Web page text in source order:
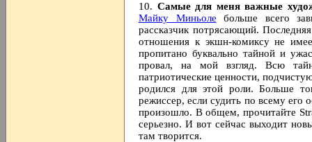
10. Самые для меня важные
Майку Миньоле больше всего
рассказчик потрясающий.
отношения к экшн-комиксу не
пропитано буквально тайной и
провал, на мой взгляд. Всю
патриотические ценности,
родился для этой роли. Больше
режиссер, если судить по всему
произошло. В общем, прочитайте
серьезно. И вот сейчас выходит
там творится.